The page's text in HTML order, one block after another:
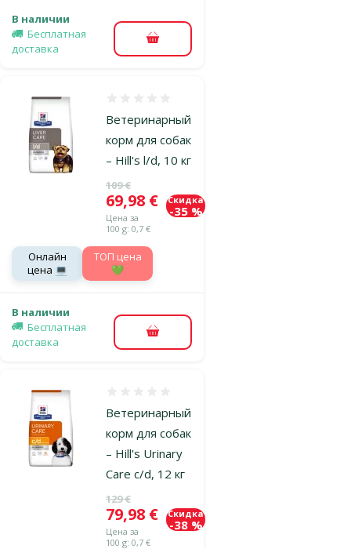
В наличии
Бесплатная
доставка
В корзину
Ветеринарный
корм для собак
– Hill's l/d, 10 кг
Исходная цена
109 €
Цена
69,98 €
Цена за
100 g: 0,7 €
Скидка
-35 %
Онлайн
цена 💻
TOП цена
💚
В наличии
Бесплатная
доставка
В корзину
Ветеринарный
корм для собак
– Hill's Urinary
Care c/d, 12 кг
Исходная цена
129 €
Цена
79,98 €
Цена за
100 g: 0,7 €
Скидка
-38 %